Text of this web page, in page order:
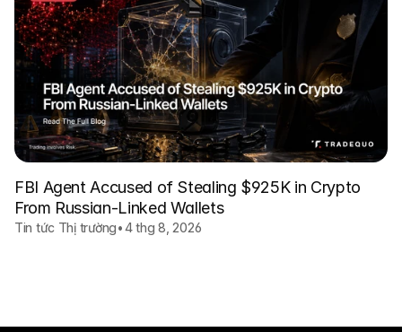
FBI Agent Accused of Stealing $925K in Crypto
From Russian-Linked Wallets
Tin tức Thị trường•4 thg 8, 2026